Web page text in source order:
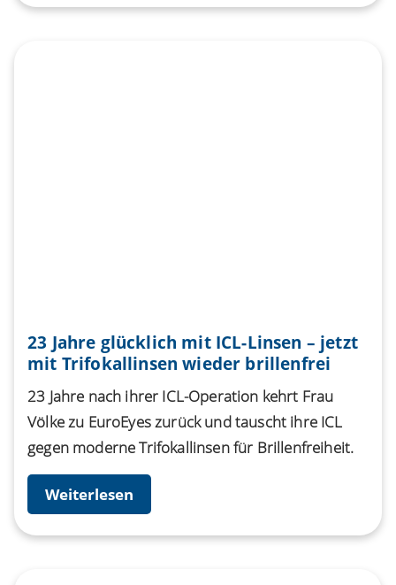
23 Jahre glücklich mit ICL-Linsen – jetzt
mit Trifokallinsen wieder brillenfrei
23 Jahre nach ihrer ICL-Operation kehrt Frau
Völke zu EuroEyes zurück und tauscht ihre ICL
gegen moderne Trifokallinsen für Brillenfreiheit.
Weiterlesen